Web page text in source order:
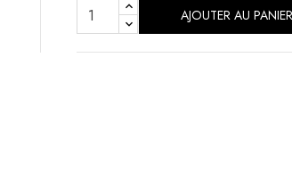
AJOUTER AU PANIER